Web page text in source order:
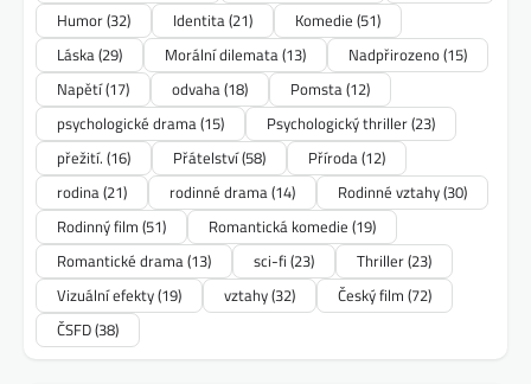
Humor(32) Identita(21) Komedie (51)
Láska(29) Morální dilemata(13) Nadpřirozeno(15)
Napětí(17) odvaha(18) Pomsta(12)
psychologické drama(15) Psychologický thriller(23)
přežití. (16) Přátelství(58) Příroda(12)
rodina(21) rodinné drama(14) Rodinné vztahy(30)
Rodinný film (51) Romantická komedie (19)
Romantické drama(13) sci-fi (23) Thriller(23)
Vizuální efekty(19) vztahy(32) Český film (72)
ČSFD(38)